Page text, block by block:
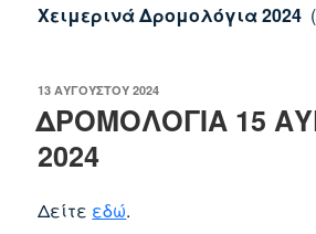
Χειμερινά Δρομολόγια 2024
ΔΗΜΟΣΙΕΎΤΗΚΕ
13 ΑΥΓΟΎΣΤΟΥ 2024
ΔΡΟΜΟΛΟΓΙΑ 15
2024
Δείτε εδώ.